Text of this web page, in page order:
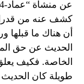
أن هناك ما قبلها
الحديث عن حق
الخاصة. فكيف
طويلة كان